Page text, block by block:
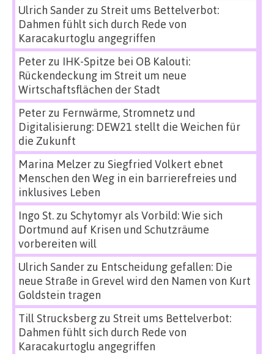
Ulrich Sanderzu Streit ums Bettelverbot:
Dahmen fühlt sich durch Rede von
Karacakurtoglu angegriffen
Peterzu IHK-Spitze bei OB Kalouti:
Rückendeckung im Streit um neue
Wirtschaftsflächen der Stadt
Peterzu Fernwärme, Stromnetz und
Digitalisierung: DEW21 stellt die Weichen für
die Zukunft
Marina Melzerzu Siegfried Volkert ebnet
Menschen den Weg in ein barrierefreies und
inklusives Leben
Ingo St.zu Schytomyr als Vorbild: Wie sich
Dortmund auf Krisen und Schutzräume
vorbereiten will
Ulrich Sanderzu Entscheidung gefallen: Die
neue Straße in Grevel wird den Namen von Kurt
Goldstein tragen
Till Strucksbergzu Streit ums Bettelverbot:
Dahmen fühlt sich durch Rede von
Karacakurtoglu angegriffen